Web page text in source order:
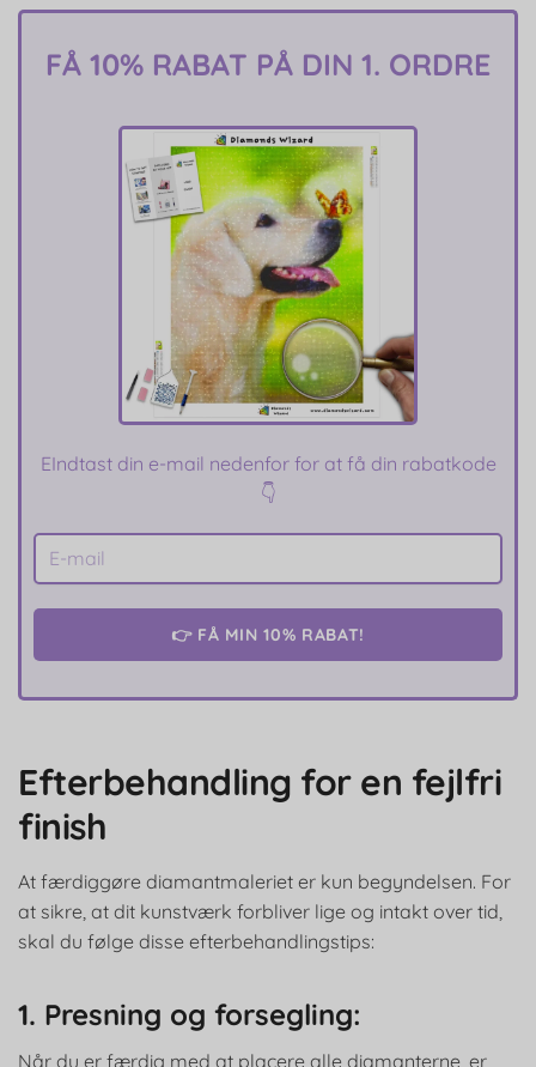
FÅ 10% RABAT PÅ DIN 1. ORDRE
EIndtast din e-mail nedenfor for at få din rabatkode
👇
👉 FÅ MIN 10% RABAT!
Efterbehandling for en fejlfri
finish
At færdiggøre diamantmaleriet er kun begyndelsen. For
at sikre, at dit kunstværk forbliver lige og intakt over tid,
skal du følge disse efterbehandlingstips:
1. Presning og forsegling:
Når du er færdig med at placere alle diamanterne, er